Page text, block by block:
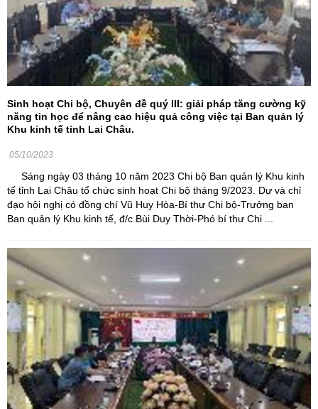
Sinh hoạt Chi bộ, Chuyên đề quý III: giải pháp tăng cường kỹ
năng tin học để nâng cao hiệu quả công việc tại Ban quản lý
Khu kinh tế tỉnh Lai Châu.
05/10/2023
Sáng ngày 03 tháng 10 năm 2023 Chi bộ Ban quản lý Khu kinh
tế tỉnh Lai Châu tổ chức sinh hoạt Chi bộ tháng 9/2023. Dự và chỉ
đạo hội nghị có đồng chí Vũ Huy Hòa-Bí thư Chi bộ-Trưởng ban
Ban quản lý Khu kinh tế, đ/c Bùi Duy Thời-Phó bí thư Chi ...